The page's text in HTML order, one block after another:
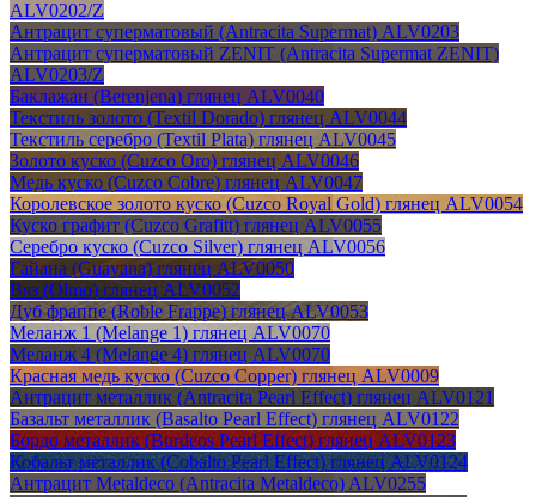
ALV0202/Z
Антрацит суперматовый (Antracita Supermat) ALV0203
Антрацит суперматовый ZENIT (Antracita Supermat ZENIT)
ALV0203/Z
Баклажан (Berenjena) глянец ALV0040
Текстиль золото (Textil Dorado) глянец ALV0044
Текстиль серебро (Textil Plata) глянец ALV0045
Золото куско (Cuzco Oro) глянец ALV0046
Медь куско (Cuzco Cobre) глянец ALV0047
Королевское золото куско (Cuzco Royal Gold) глянец ALV0054
Куско графит (Cuzco Grafitt) глянец ALV0055
Серебро куско (Cuzco Silver) глянец ALV0056
Гайана (Guayana) глянец ALV0050
Вяз (Olmo) глянец ALV0052
Дуб фраппе (Roble Frappe) глянец ALV0053
Меланж 1 (Melange 1) глянец ALV0070
Меланж 4 (Melange 4) глянец ALV0070
Красная медь куско (Cuzco Copper) глянец ALV0009
Антрацит металлик (Antracita Pearl Effect) глянец ALV0121
Базальт металлик (Basalto Pearl Effect) глянец ALV0122
Бордо металлик (Burdeos Pearl Effect) глянец ALV0123
Кобальт металлик (Cobalto Pearl Effect) глянец ALV0124
Антрацит Metaldeco (Antracita Metaldeco) ALV0255